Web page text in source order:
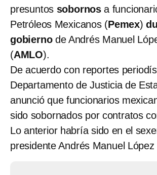
presuntos sobornosa
Petróleos Mexicanos (Pemex)
gobiernode Andrés Manuel
(AMLO).
De acuerdo con reportes
Departamento de Justicia de
anunció que funcionarios
sido sobornados por contratos
Lo anterior habría sido en el
presidente Andrés Manuel López